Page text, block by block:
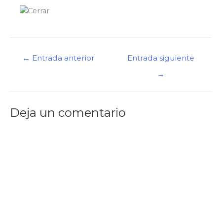
Navegación
← Entrada anterior
Entrada siguiente
→
Deja un comentario